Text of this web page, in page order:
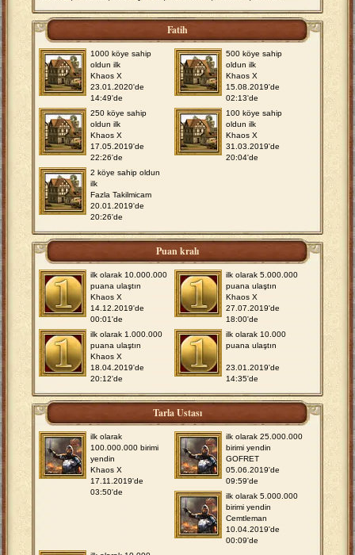
Fatih
1000 köye sahip
oldun ilk
Khaos X
23.01.2020'de
14:49'de
500 köye sahip
oldun ilk
Khaos X
15.08.2019'de
02:13'de
250 köye sahip
oldun ilk
Khaos X
17.05.2019'de
22:26'de
100 köye sahip
oldun ilk
Khaos X
31.03.2019'de
20:04'de
2 köye sahip oldun
ilk
Fazla Takilmicam
20.01.2019'de
20:26'de
Puan kralı
ilk olarak 10.000.000
puana ulaştın
Khaos X
14.12.2019'de
00:01'de
ilk olarak 5.000.000
puana ulaştın
Khaos X
27.07.2019'de
18:00'de
ilk olarak 1.000.000
puana ulaştın
Khaos X
18.04.2019'de
20:12'de
ilk olarak 10.000
puana ulaştın
23.01.2019'de
14:35'de
Tarla Ustası
ilk olarak
100.000.000 birimi
yendin
Khaos X
17.11.2019'de
03:50'de
ilk olarak 25.000.000
birimi yendin
GOFRET
05.06.2019'de
09:59'de
ilk olarak 5.000.000
birimi yendin
Cemtleman
10.04.2019'de
00:09'de